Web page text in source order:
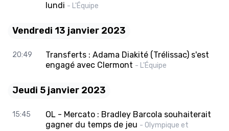
lundi - L'Équipe
Vendredi 13 janvier 2023
20:49
Transferts : Adama Diakité (Trélissac) s'est
engagé avec Clermont - L'Équipe
Jeudi 5 janvier 2023
15:45
OL - Mercato : Bradley Barcola souhaiterait
gagner du temps de jeu - Olympique et